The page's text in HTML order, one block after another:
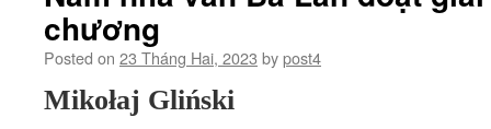
chương
Posted on 23 Tháng Hai, 2023 bypost4
Mikołaj Gliński